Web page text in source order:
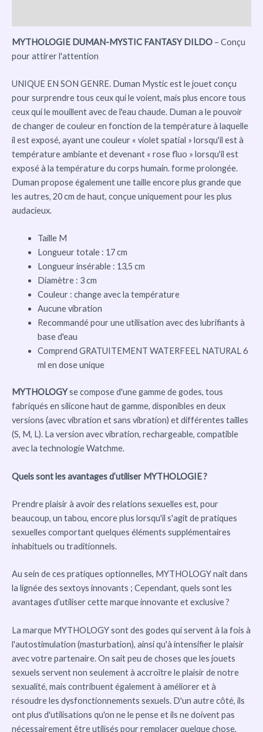
MYTHOLOGIE DUMAN-MYSTIC FANTASY DILDO – Conçu
pour attirer l'attention
UNIQUE EN SON GENRE. Duman Mystic est le jouet conçu
pour surprendre tous ceux qui le voient, mais plus encore tous
ceux qui le mouillent avec de l'eau chaude. Duman a le pouvoir
de changer de couleur en fonction de la température à laquelle
il est exposé, ayant une couleur « violet spatial » lorsqu'il est à
température ambiante et devenant « rose fluo » lorsqu'il est
exposé à la température du corps humain. forme prolongée.
Duman propose également une taille encore plus grande que
les autres, 20 cm de haut, conçue uniquement pour les plus
audacieux.
Taille M
Longueur totale : 17 cm
Longueur insérable : 13,5 cm
Diamètre : 3 cm
Couleur : change avec la température
Aucune vibration
Recommandé pour une utilisation avec des lubrifiants à
base d'eau
Comprend GRATUITEMENT WATERFEEL NATURAL 6
ml en dose unique
MYTHOLOGYse compose d'une gamme de godes, tous
fabriqués en silicone haut de gamme, disponibles en deux
versions (avec vibration et sans vibration) et différentes tailles
(S, M, L). La version avec vibration, rechargeable, compatible
avec la technologie Watchme.
Quels sont les avantages d’utiliser MYTHOLOGIE ?
Prendre plaisir à avoir des relations sexuelles est, pour
beaucoup, un tabou, encore plus lorsqu'il s'agit de pratiques
sexuelles comportant quelques éléments supplémentaires
inhabituels ou traditionnels.
Au sein de ces pratiques optionnelles, MYTHOLOGY naît dans
la lignée des sextoys innovants ; Cependant, quels sont les
avantages d’utiliser cette marque innovante et exclusive ?
La marque MYTHOLOGY sont des godes qui servent à la fois à
l'autostimulation (masturbation), ainsi qu'à intensifier le plaisir
avec votre partenaire. On sait peu de choses que les jouets
sexuels servent non seulement à accroître le plaisir de notre
sexualité, mais contribuent également à améliorer et à
résoudre les dysfonctionnements sexuels. D'un autre côté, ils
ont plus d'utilisations qu'on ne le pense et ils ne doivent pas
nécessairement être utilisés pour remplacer quelque chose,